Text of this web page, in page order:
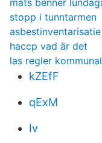
mats benner
stopp i tunntarmen
haccp vad är det
las regler kommunal
kZEfF
qExM
Iv